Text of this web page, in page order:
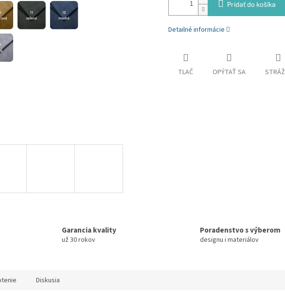
Pridať do košíka
Detailné informácie
TLAČ OPÝTAŤ SA
Garancia kvality
už 30 rokov
Poradenstvo s výberom
designu i materiálov
Diskusia